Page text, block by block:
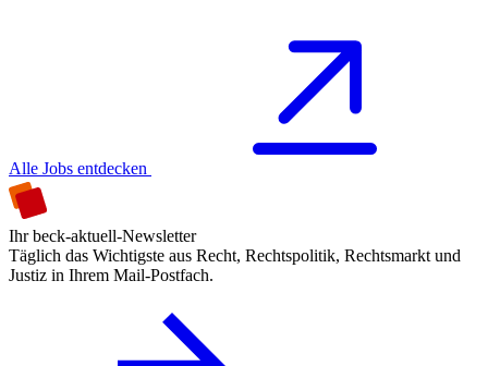
Alle Jobs entdecken
Ihr beck-aktuell-Newsletter
Täglich das Wichtigste aus Recht, Rechtspolitik, Rechtsmarkt und
Justiz in Ihrem Mail-Postfach.